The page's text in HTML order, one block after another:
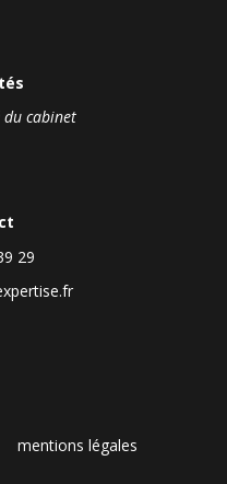
cabinet
29
mentions légales